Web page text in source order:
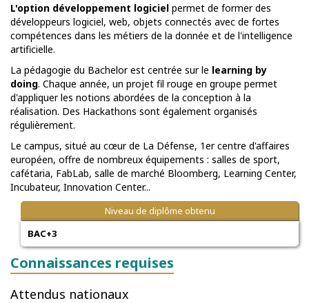
L'option développement logiciel permet de former des
développeurs logiciel, web, objets connectés avec de fortes
compétences dans les métiers de la donnée et de l'intelligence
artificielle.
La pédagogie du Bachelor est centrée sur le learning by
doing. Chaque année, un projet fil rouge en groupe permet
d'appliquer les notions abordées de la conception à la
réalisation. Des Hackathons sont également organisés
régulièrement.
Le campus, situé au cœur de La Défense, 1er centre d'affaires
européen, offre de nombreux équipements : salles de sport,
cafétaria, FabLab, salle de marché Bloomberg, Learning Center,
Incubateur, Innovation Center...
Niveau de diplôme obtenu
BAC+3
Connaissances requises
Attendus nationaux